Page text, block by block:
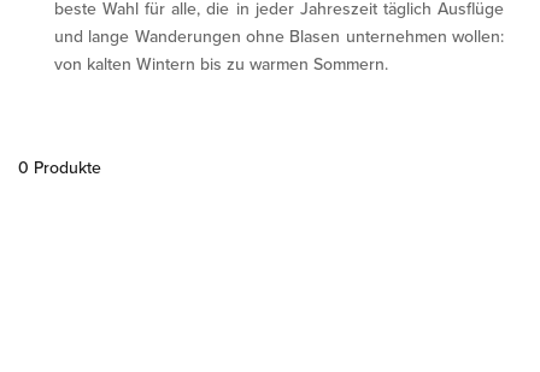
beste Wahl für alle, die in jeder Jahreszeit täglich Ausflüge
und lange Wanderungen ohne Blasen unternehmen wollen:
von kalten Wintern bis zu warmen Sommern.
0 Produkte